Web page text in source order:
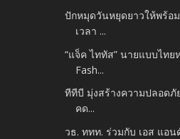
ปักหมุดวันหยุดยาวให้พร้อ
เวลา ...
“แจ็ค ไททัส” นายแบบไทย
Fash...
ทีทีบี มุ่งสร้างความปลอดภั
คด...
วธ. ททท. ร่วมกับ เอส แอ